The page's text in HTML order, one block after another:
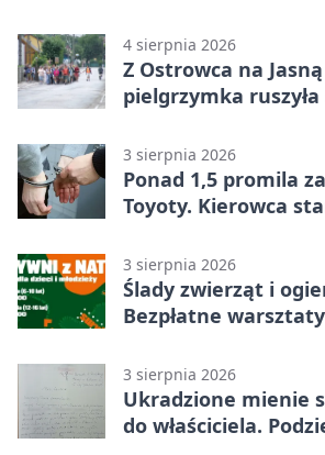
4 sierpnia 2026
Z Ostrowca na
pielgrzymka
3 sierpnia 2026
Ponad 1,5 promila
Toyoty. Kierowca
3 sierpnia 2026
Ślady zwierząt i
Bezpłatne
3 sierpnia 2026
Ukradzione mienie
do właściciela.